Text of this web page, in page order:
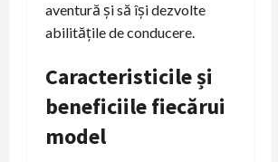
aventură și să își dezvolte
abilitățile de conducere.
Caracteristicile și
beneficiile fiecărui
model